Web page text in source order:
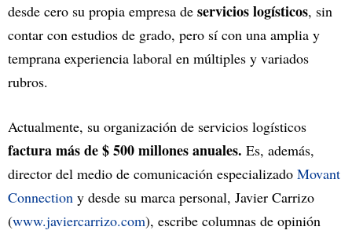
desde cero su propia empresa de servicios logísticos, sin
contar con estudios de grado, pero sí con una amplia y
temprana experiencia laboral en múltiples y variados
rubros.
Actualmente, su organización de servicios logísticos
factura más de $ 500 millones anuales. Es, además,
director del medio de comunicación especializado Movant
Connection y desde su marca personal, Javier Carrizo
(www.javiercarrizo.com), escribe columnas de opinión